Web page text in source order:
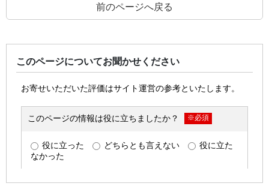
前のページへ戻る
このページについてお聞かせください